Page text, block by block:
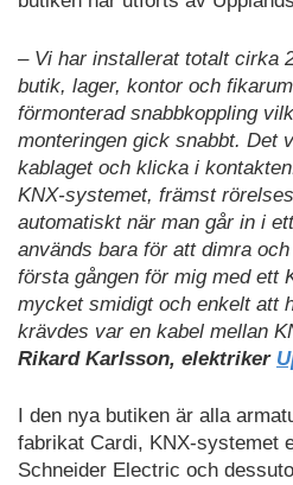
– Vi har installerat totalt cirka
butik, lager, kontor och
förmonterad snabbkoppling
monteringen gick snabbt. Det
kablaget och klicka i
KNX-systemet, främst
automatiskt när man går in i
används bara för att dimra
första gången för mig med ett
mycket smidigt och enkelt att
krävdes var en kabel mellan
Rikard Karlsson, elektriker
I den nya butiken är alla
fabrikat Cardi, KNX-systemet
Schneider Electric och